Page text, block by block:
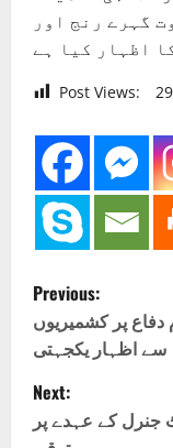
گہرے رنج اور
اظہار کیا ہے
Post Views: 29
P
o
s
t
Previous:
دفاع پر کشمیریوں
سے اظہار یکجہتی
Next:
جنرل کے عہدے پر